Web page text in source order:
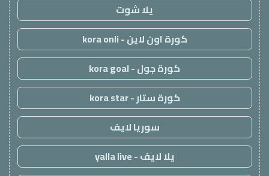
يلا شوت
كورة اون لاين - kora onli
كورة جول - kora goal
كورة ستار - kora star
سوريا لايف
يلا لايف - yalla live